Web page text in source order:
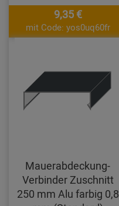
9,35 €
mit Code: yos0uq60fr
Mauerabdeckung-
Verbinder Zuschnitt
250 mm Alu farbig 0,8